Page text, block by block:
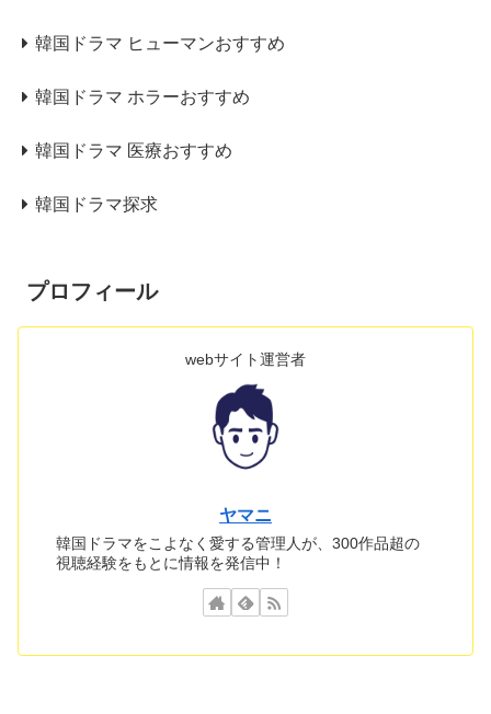
韓国ドラマ ヒューマンおすすめ
韓国ドラマ ホラーおすすめ
韓国ドラマ 医療おすすめ
韓国ドラマ探求
プロフィール
webサイト運営者
ヤマニ
韓国ドラマをこよなく愛する管理人が、300作品超の
視聴経験をもとに情報を発信中！